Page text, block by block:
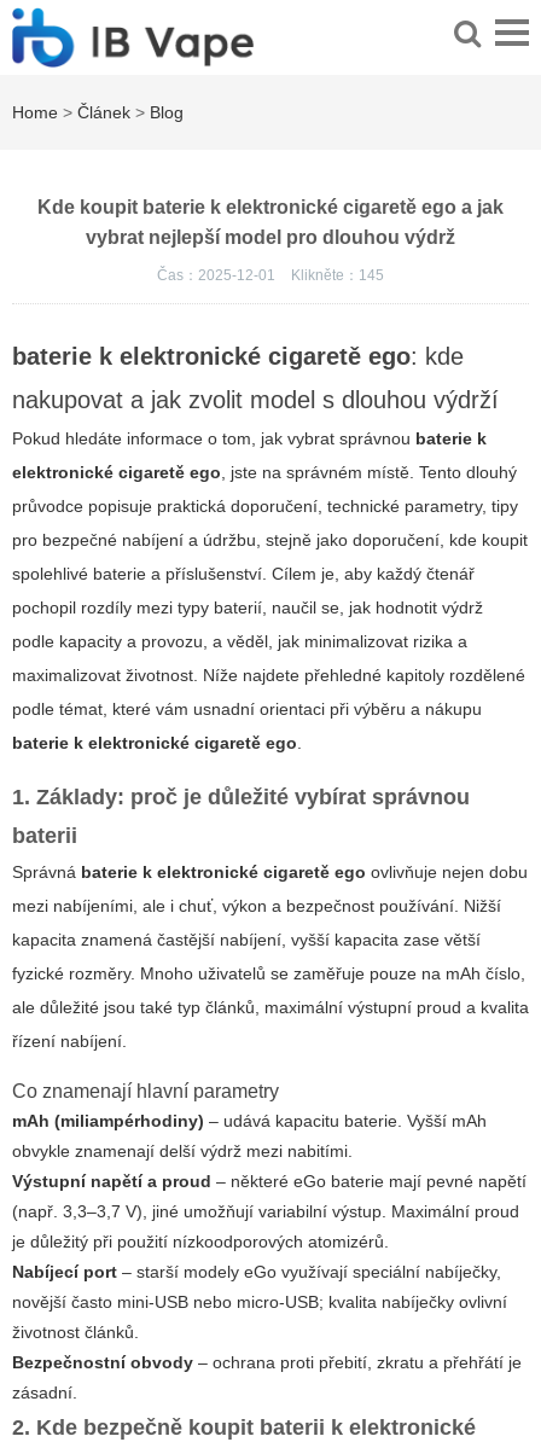
Home > Článek > Blog
Kde koupit baterie k elektronické cigaretě ego a jak
vybrat nejlepší model pro dlouhou výdrž
Čas：2025-12-01 Klikněte： 145
baterie k elektronické cigaretě ego: kde
nakupovat a jak zvolit model s dlouhou výdrží
Pokud hledáte informace o tom, jak vybrat správnou baterie k
elektronické cigaretě ego, jste na správném místě. Tento dlouhý
průvodce popisuje praktická doporučení, technické parametry, tipy
pro bezpečné nabíjení a údržbu, stejně jako doporučení, kde koupit
spolehlivé baterie a příslušenství. Cílem je, aby každý čtenář
pochopil rozdíly mezi typy baterií, naučil se, jak hodnotit výdrž
podle kapacity a provozu, a věděl, jak minimalizovat rizika a
maximalizovat životnost. Níže najdete přehledné kapitoly rozdělené
podle témat, které vám usnadní orientaci při výběru a nákupu
baterie k elektronické cigaretě ego.
1. Základy: proč je důležité vybírat správnou
baterii
Správná baterie k elektronické cigaretě ego ovlivňuje nejen dobu
mezi nabíjeními, ale i chuť, výkon a bezpečnost používání. Nižší
kapacita znamená častější nabíjení, vyšší kapacita zase větší
fyzické rozměry. Mnoho uživatelů se zaměřuje pouze na mAh číslo,
ale důležité jsou také typ článků, maximální výstupní proud a kvalita
řízení nabíjení.
Co znamenají hlavní parametry
mAh (miliampérhodiny) – udává kapacitu baterie. Vyšší mAh
obvykle znamenají delší výdrž mezi nabitími.
Výstupní napětí a proud – některé eGo baterie mají pevné napětí
(např. 3,3–3,7 V), jiné umožňují variabilní výstup. Maximální proud
je důležitý při použití nízkoodporových atomizérů.
Nabíjecí port – starší modely eGo využívají speciální nabíječky,
novější často mini-USB nebo micro-USB; kvalita nabíječky ovlivní
životnost článků.
Bezpečnostní obvody – ochrana proti přebití, zkratu a přehřátí je
zásadní.
2. Kde bezpečně koupit baterii k elektronické